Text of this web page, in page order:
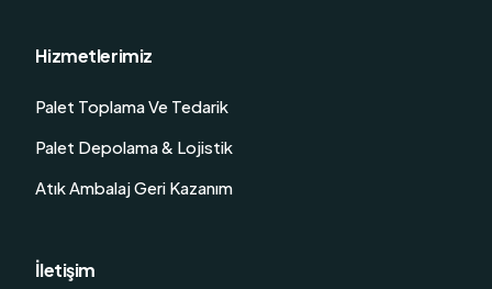
Hizmetlerimiz
Palet Toplama Ve Tedarik
Palet Depolama & Lojistik
Atık Ambalaj Geri Kazanım
İletişim